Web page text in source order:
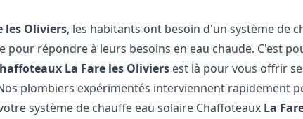
les Oliviers, les habitants ont besoin d'un système de
pour répondre à leurs besoins en eau chaude. C'est
La Fare les Oliviers est là pour vous offrir
plombiers expérimentés interviennent rapidement
système de chauffe eau solaire Chaffoteaux La